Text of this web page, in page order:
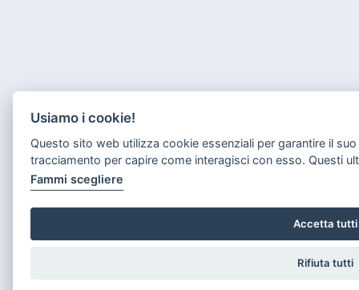
Usiamo i cookie!
Questo sito web utilizza cookie essenziali per garantire il
tracciamento per capire come interagisci con esso. Questi
Fammi scegliere
Accetta tutti
Rifiuta tutti